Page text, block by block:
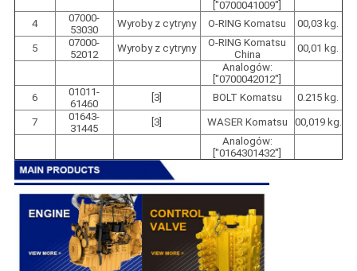
["0700041009"]
4
07000-
53030
Wyroby z cytryny O-RING Komatsu 00,03 kg.
5
07000-
52012
Wyroby z cytryny
O-RING Komatsu
China
00,01 kg.
Analogów:
["0700042012"]
6
01011-
61460
[3] BOLT Komatsu 0.215 kg.
7
01643-
31445
[3] WASER Komatsu
00,019 kg.
Analogów:
["0164301432"]